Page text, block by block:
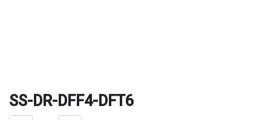
SS-DR-DFF4-DFT6